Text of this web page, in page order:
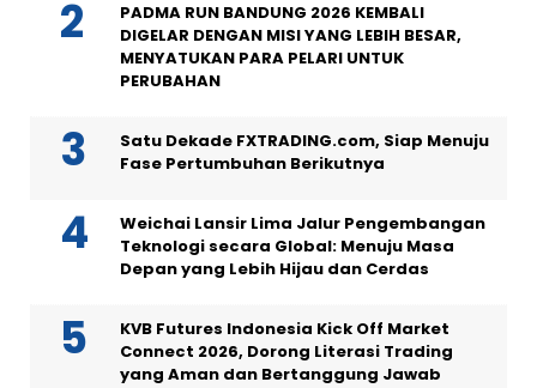
PADMA RUN BANDUNG 2026 KEMBALI
DIGELAR DENGAN MISI YANG LEBIH BESAR,
MENYATUKAN PARA PELARI UNTUK
PERUBAHAN
Satu Dekade FXTRADING.com, Siap Menuju
Fase Pertumbuhan Berikutnya
Weichai Lansir Lima Jalur Pengembangan
Teknologi secara Global: Menuju Masa
Depan yang Lebih Hijau dan Cerdas
KVB Futures Indonesia Kick Off Market
Connect 2026, Dorong Literasi Trading
yang Aman dan Bertanggung Jawab